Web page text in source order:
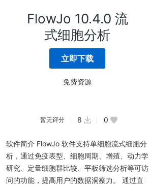
FlowJo 10.4.0 流
式细胞分析
立即下载
免费资源
暂无评分 8 0
软件简介 FlowJo 软件支持单细胞流式细胞分
析，通过免疫表型、细胞周期、增殖、动力学
研究、定量细胞群比较、平板筛选分析等可访
问的功能，提高用户的数据洞察力。 通过直